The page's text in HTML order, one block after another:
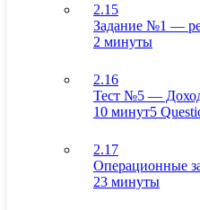
2.15
Задание №1 —
2 минуты
2.16
Тест №5 —
10 минут5
2.17
Операционные
23 минуты